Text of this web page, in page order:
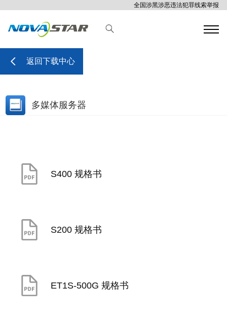
全国涉黑涉恶违法犯罪线索举报
返回下载中心
多媒体服务器
S400 规格书
S200 规格书
ET1S-500G 规格书